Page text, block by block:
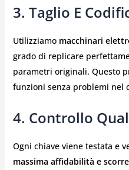
3. Taglio E
Utilizziamo macchinari
grado di replicare
parametri originali. Questo
funzioni senza problemi nel
4. Controllo
Ogni chiave viene testata e
massima affidabilità e